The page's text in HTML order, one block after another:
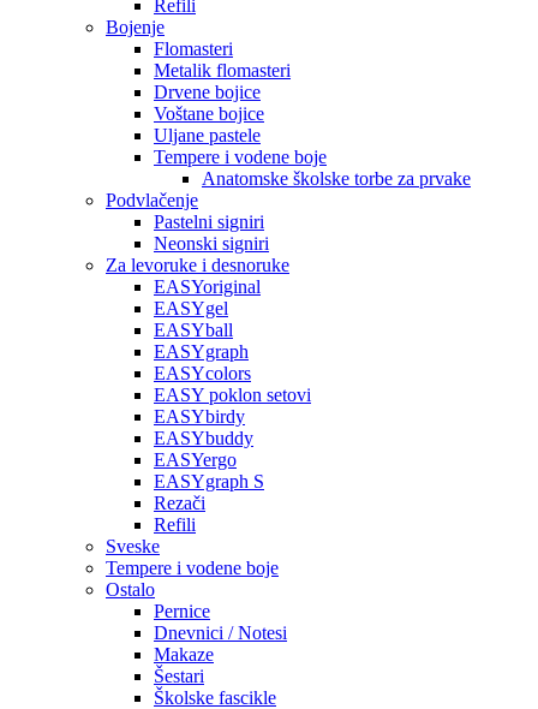
Refili
Bojenje
Flomasteri
Metalik flomasteri
Drvene bojice
Voštane bojice
Uljane pastele
Tempere i vodene boje
Anatomske školske torbe za prvake
Podvlačenje
Pastelni signiri
Neonski signiri
Za levoruke i desnoruke
EASYoriginal
EASYgel
EASYball
EASYgraph
EASYcolors
EASY poklon setovi
EASYbirdy
EASYbuddy
EASYergo
EASYgraph S
Rezači
Refili
Sveske
Tempere i vodene boje
Ostalo
Pernice
Dnevnici / Notesi
Makaze
Šestari
Školske fascikle